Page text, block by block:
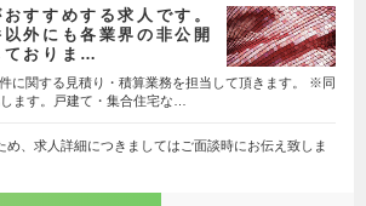
すすめする求人です。
外にも各業界の非公開
ておりま…
に関する見積り・積算業務を担当して頂きます。 ※同
ます。戸建て・集合住宅な…
め、求人詳細につきましてはご面談時にお伝え致しま